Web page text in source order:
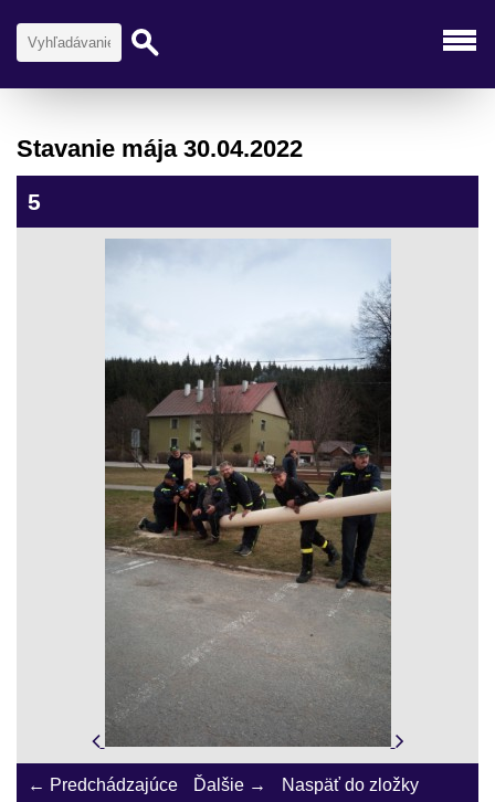
Stavanie mája 30.04.2022
5
← Predchádzajúce Ďalšie → Naspäť do zložky